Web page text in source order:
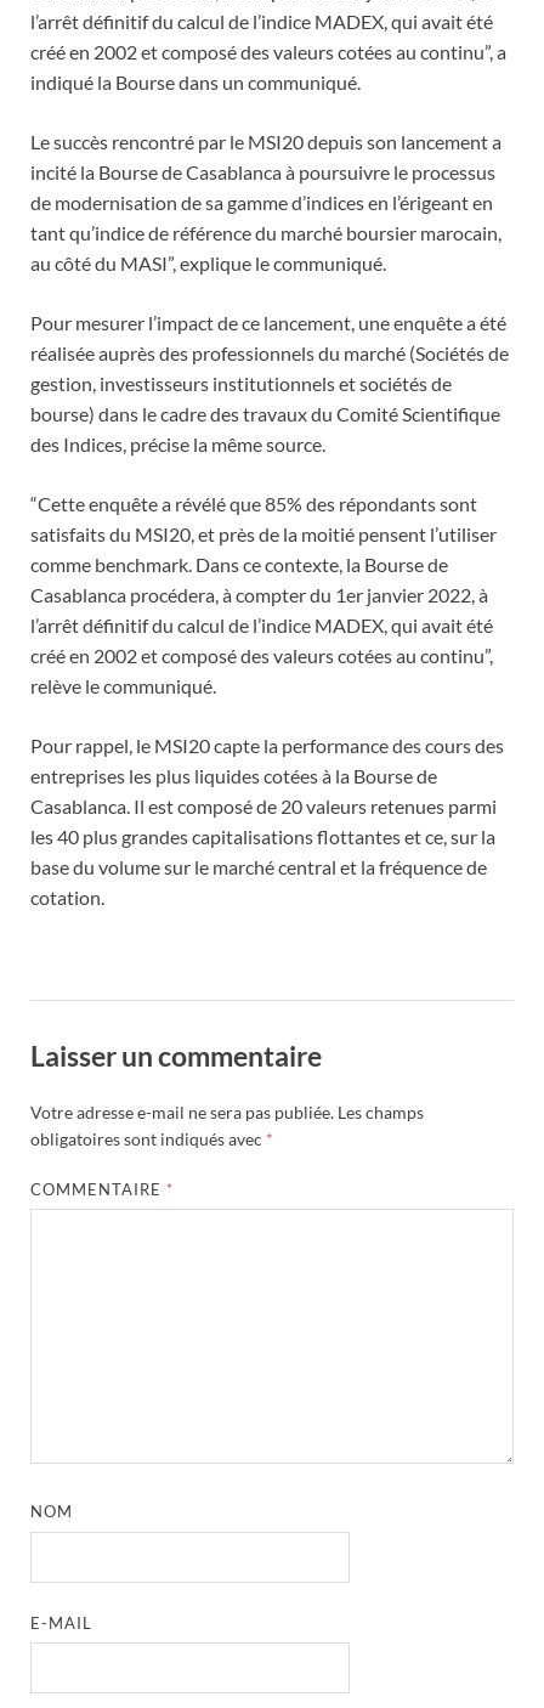
l’arrêt définitif du calcul de l’indice MADEX, qui avait été
créé en 2002 et composé des valeurs cotées au continu”, a
indiqué la Bourse dans un communiqué.
Le succès rencontré par le MSI20 depuis son lancement a
incité la Bourse de Casablanca à poursuivre le processus
de modernisation de sa gamme d’indices en l’érigeant en
tant qu’indice de référence du marché boursier marocain,
au côté du MASI”, explique le communiqué.
Pour mesurer l’impact de ce lancement, une enquête a été
réalisée auprès des professionnels du marché (Sociétés de
gestion, investisseurs institutionnels et sociétés de
bourse) dans le cadre des travaux du Comité Scientifique
des Indices, précise la même source.
“Cette enquête a révélé que 85% des répondants sont
satisfaits du MSI20, et près de la moitié pensent l’utiliser
comme benchmark. Dans ce contexte, la Bourse de
Casablanca procédera, à compter du 1er janvier 2022, à
l’arrêt définitif du calcul de l’indice MADEX, qui avait été
créé en 2002 et composé des valeurs cotées au continu”,
relève le communiqué.
Pour rappel, le MSI20 capte la performance des cours des
entreprises les plus liquides cotées à la Bourse de
Casablanca. Il est composé de 20 valeurs retenues parmi
les 40 plus grandes capitalisations flottantes et ce, sur la
base du volume sur le marché central et la fréquence de
cotation.
Laisser un commentaire
Votre adresse e-mail ne sera pas publiée. Les champs
obligatoires sont indiqués avec *
COMMENTAIRE *
NOM
E-MAIL